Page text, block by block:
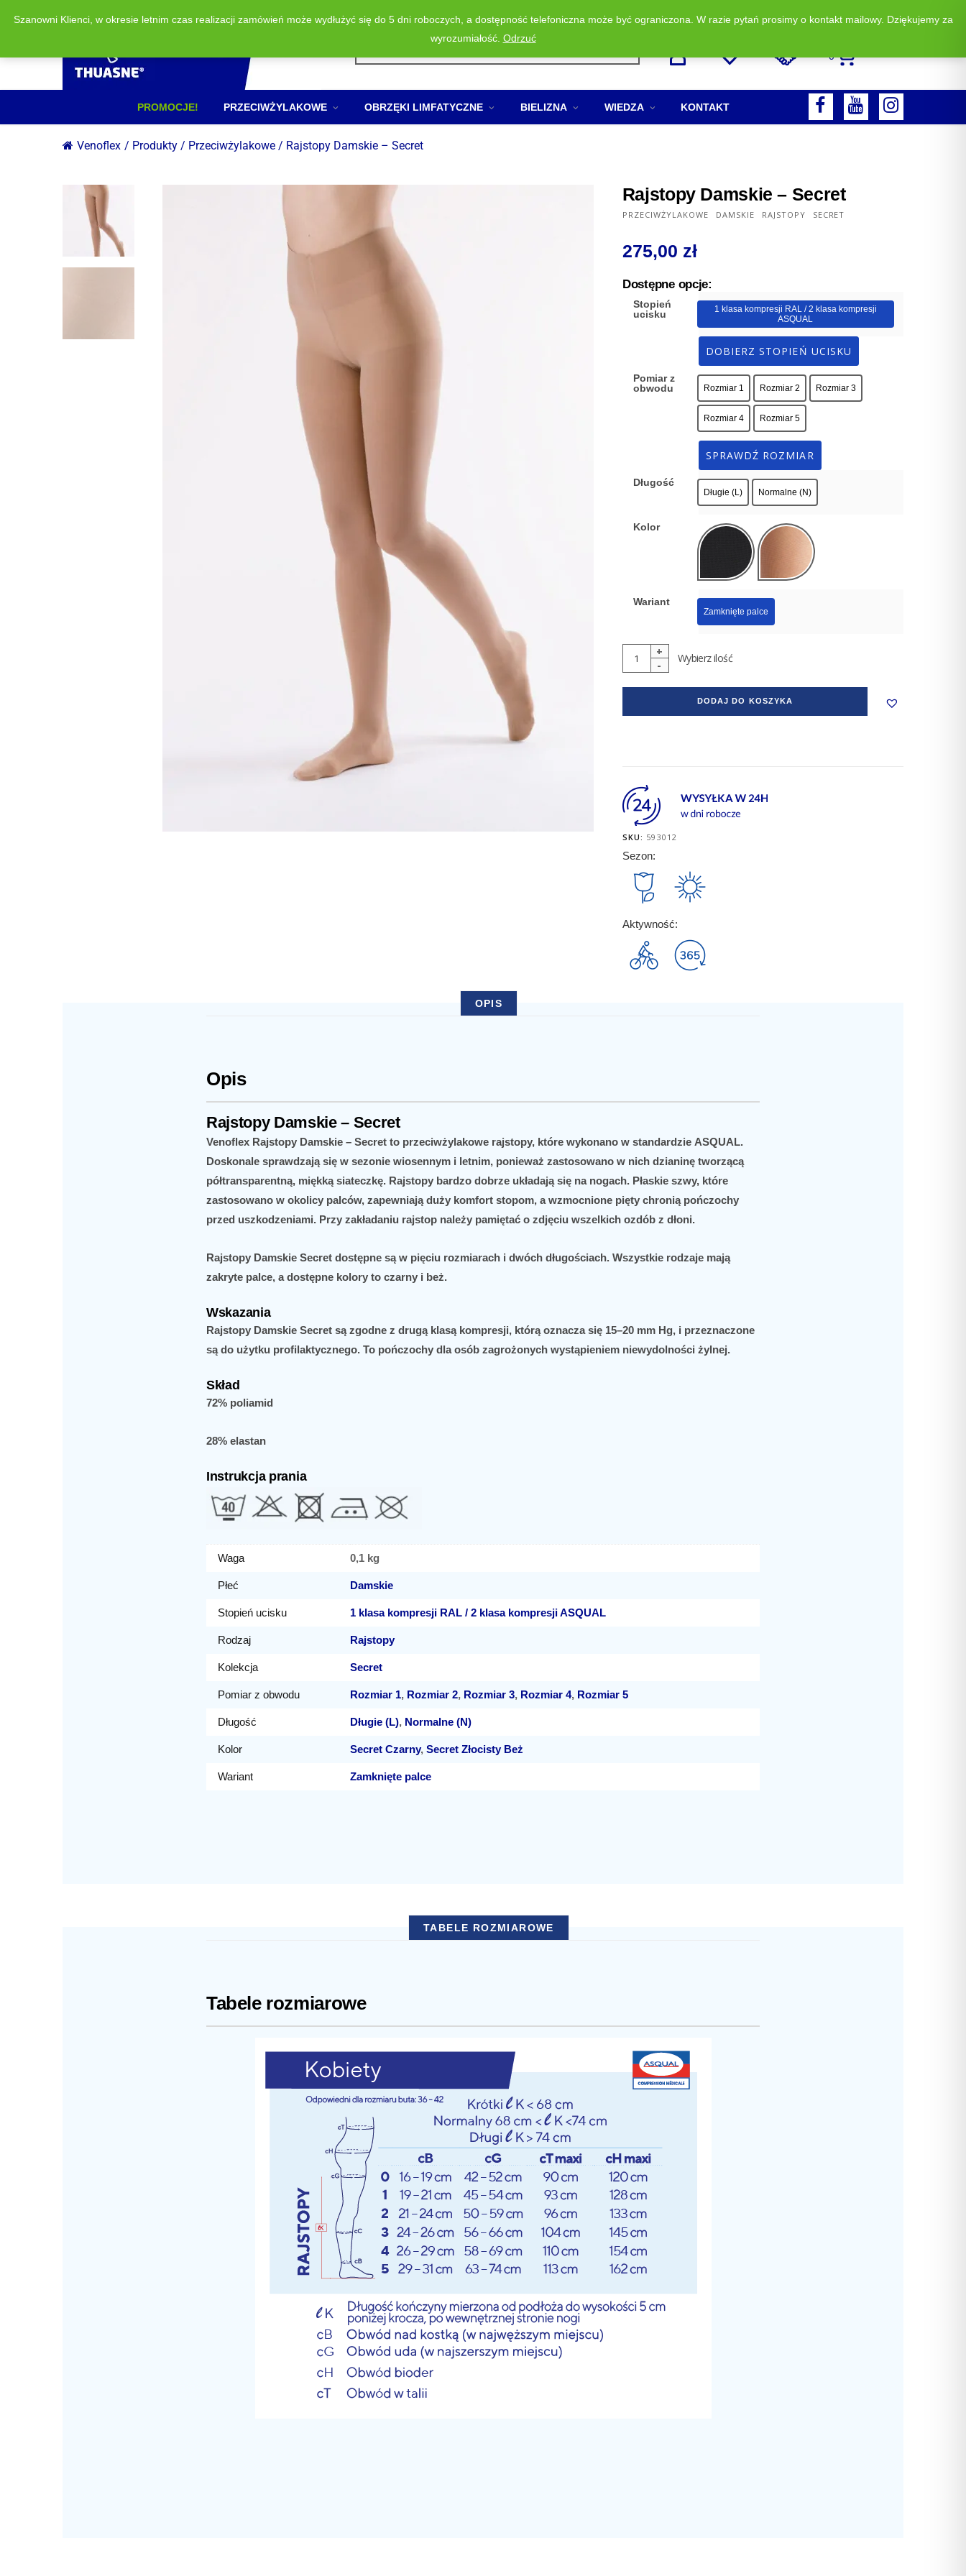
Wyszukiwarka
Zadzwoń i zamów: +48 513 523 883
0
PROMOCJE! PRZECIWŻYLAKOWE OBRZĘKI LIMFATYCZNE BIELIZNA WIEDZA KONTAKT
B
Y I
Venoflex / Produkty / Przeciwżylakowe / Rajstopy Damskie – Secret
Rajstopy Damskie – Secret
PRZECIWŻYLAKOWE DAMSKIE RAJSTOPY SECRET
275,00 zł
Dostępne opcje:
Stopień
ucisku
1 klasa kompresji RAL / 2 klasa kompresji
ASQUAL
DOBIERZ STOPIEŃ UCISKU
Pomiar z
obwodu
Rozmiar 1 Rozmiar 2 Rozmiar 3
Rozmiar 4 Rozmiar 5
SPRAWDŹ ROZMIAR
Długość
Długie (L) Normalne (N)
Kolor
Wariant
Zamknięte palce
Wybierz ilość
ilość
Rajstopy
Damskie
DODAJ DO KOSZYKA
SKU: 593012
Sezon:
Aktywność:
OPIS
Opis
Rajstopy Damskie – Secret
Venoflex Rajstopy Damskie – Secret to przeciwżylakowe rajstopy, które wykonano w standardzie ASQUAL.
Doskonale sprawdzają się w sezonie wiosennym i letnim, ponieważ zastosowano w nich dzianinę tworzącą
półtransparentną, miękką siateczkę. Rajstopy bardzo dobrze układają się na nogach. Płaskie szwy, które
zastosowano w okolicy palców, zapewniają duży komfort stopom, a wzmocnione pięty chronią pończochy
przed uszkodzeniami. Przy zakładaniu rajstop należy pamiętać o zdjęciu wszelkich ozdób z dłoni.
Rajstopy Damskie Secret dostępne są w pięciu rozmiarach i dwóch długościach. Wszystkie rodzaje mają
zakryte palce, a dostępne kolory to czarny i beż.
Wskazania
Rajstopy Damskie Secret są zgodne z drugą klasą kompresji, którą oznacza się 15–20 mm Hg, i przeznaczone
są do użytku profilaktycznego. To pończochy dla osób zagrożonych wystąpieniem niewydolności żylnej.
Skład
72% poliamid
28% elastan
Instrukcja prania
Waga 0,1 kg
Płeć Damskie
Stopień ucisku 1 klasa kompresji RAL / 2 klasa kompresji ASQUAL
Rodzaj Rajstopy
Kolekcja Secret
Pomiar z obwodu Rozmiar 1, Rozmiar 2, Rozmiar 3, Rozmiar 4, Rozmiar 5
Długość Długie (L), Normalne (N)
Kolor Secret Czarny, Secret Złocisty Beż
Wariant Zamknięte palce
TABELE ROZMIAROWE
Tabele rozmiarowe
Szanowni Klienci, w okresie letnim czas realizacji zamówień może wydłużyć się do 5 dni roboczych, a dostępność telefoniczna może być ograniczona. W razie pytań prosimy o kontakt mailowy. Dziękujemy za
wyrozumiałość. Odrzuć